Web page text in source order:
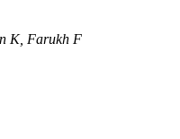
K, Farukh F